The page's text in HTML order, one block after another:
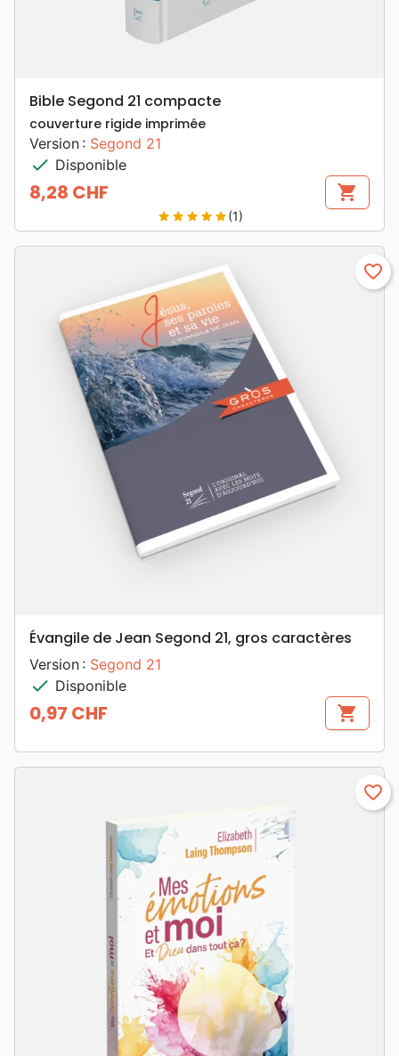
Bible Segond 21 compacte
couverture rigide imprimée
Version : Segond 21
check Disponible
Prix
8,28 CHF shopping_cart
star star star star star(1)
favorite_border
Évangile de Jean Segond 21, gros caractères
Version : Segond 21
check Disponible
Prix
0,97 CHF shopping_cart
favorite_border